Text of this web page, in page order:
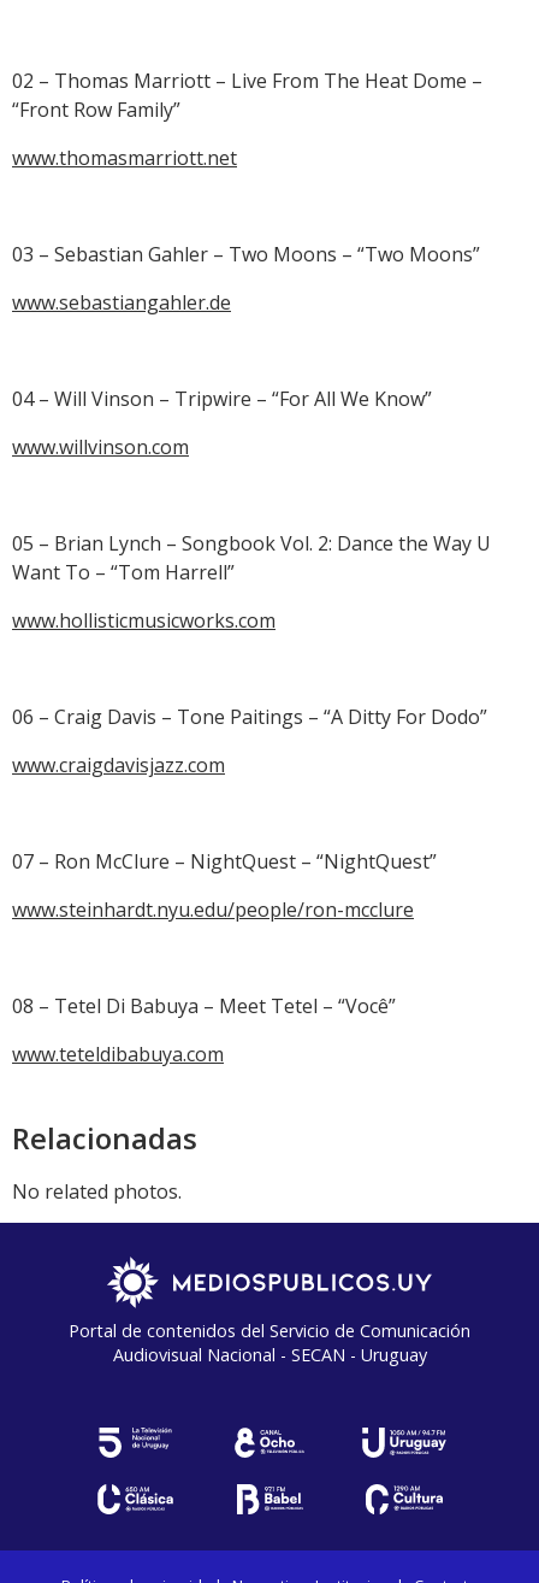
02 – Thomas Marriott – Live From The Heat Dome –
“Front Row Family”
www.thomasmarriott.net
03 – Sebastian Gahler – Two Moons – “Two Moons”
www.sebastiangahler.de
04 – Will Vinson – Tripwire – “For All We Know”
www.willvinson.com
05 – Brian Lynch – Songbook Vol. 2: Dance the Way U
Want To – “Tom Harrell”
www.hollisticmusicworks.com
06 – Craig Davis – Tone Paitings – “A Ditty For Dodo”
www.craigdavisjazz.com
07 – Ron McClure – NightQuest – “NightQuest”
www.steinhardt.nyu.edu/people/ron-mcclure
08 – Tetel Di Babuya – Meet Tetel – “Você”
www.teteldibabuya.com
Relacionadas
No related photos.
Portal de contenidos del Servicio de Comunicación
Audiovisual Nacional - SECAN - Uruguay